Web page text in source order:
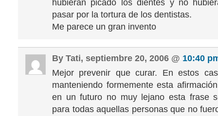
hubieran picado los dientes y no
pasar por la tortura de los dentistas.
Me parece un gran invento
By Tati, septiembre 20, 2006 @ 10:40
Mejor prevenir que curar. En estos
manteniendo formemente esta
en un futuro no muy lejano esta frase
para todas aquellas personas que no